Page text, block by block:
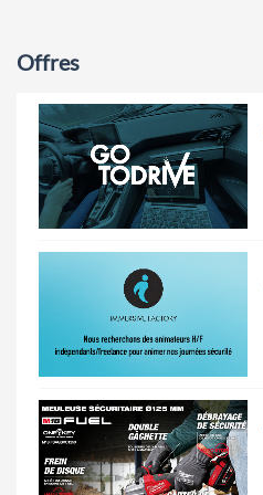
Offres